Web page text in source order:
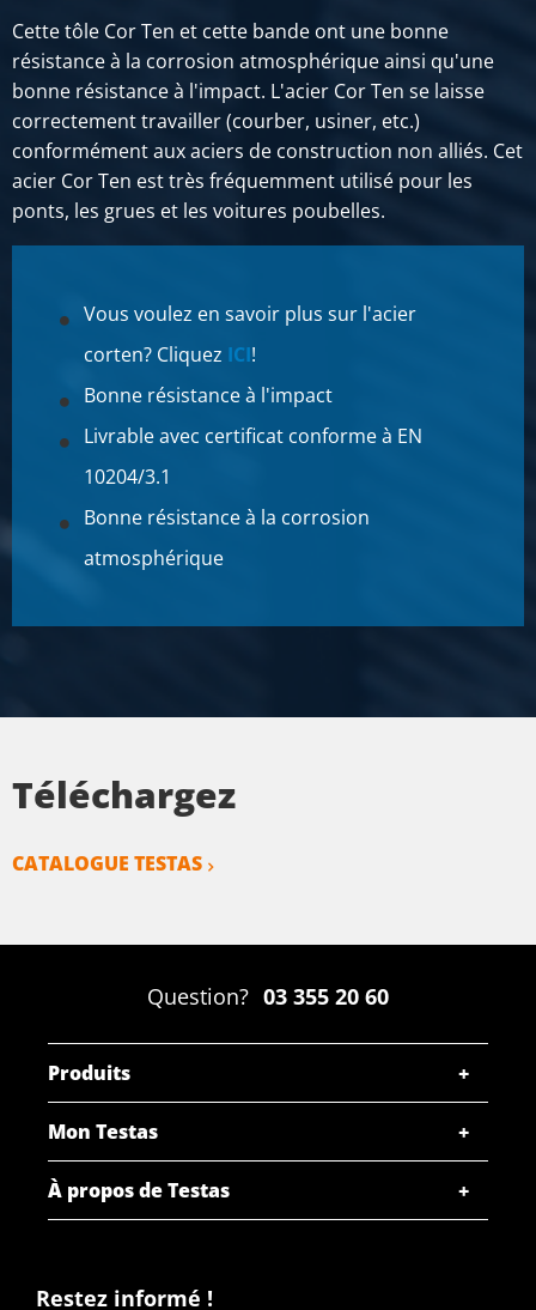
Cette tôle Cor Ten et cette bande ont une bonne
résistance à la corrosion atmosphérique ainsi qu'une
bonne résistance à l'impact. L'acier Cor Ten se laisse
correctement travailler (courber, usiner, etc.)
conformément aux aciers de construction non alliés. Cet
acier Cor Ten est très fréquemment utilisé pour les
ponts, les grues et les voitures poubelles.
Vous voulez en savoir plus sur l'acier
corten? Cliquez ICI!
Bonne résistance à l'impact
Livrable avec certificat conforme à EN
10204/3.1
Bonne résistance à la corrosion
atmosphérique
Téléchargez
CATALOGUE TESTAS
Question? 03 355 20 60
Produits
Mon Testas
À propos de Testas
Restez informé !